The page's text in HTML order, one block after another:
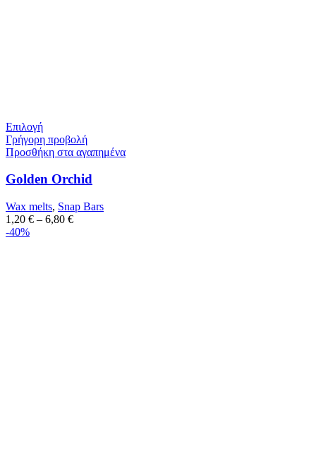
Επιλογή
Γρήγορη προβολή
Προσθήκη στα αγαπημένα
Golden Orchid
Wax melts, Snap Bars
1,20 € – 6,80 €
-40%